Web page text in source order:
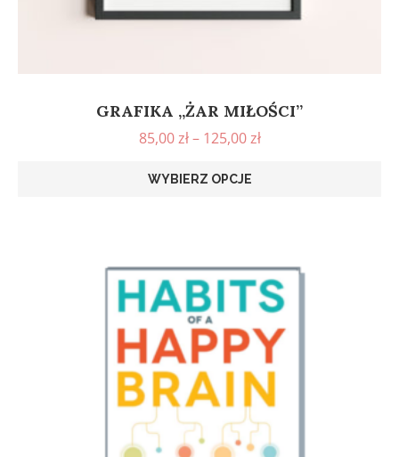
GRAFIKA „ŻAR MIŁOŚCI”
85,00zł– 125,00zł
WYBIERZ OPCJE